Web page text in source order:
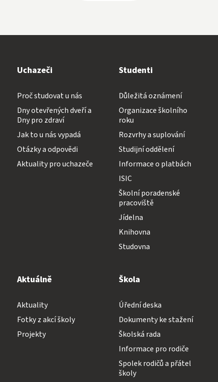
Uchazeči
Proč studovat u nás
Dny otevřených dveří a
Dny pro zdraví
Jak to u nás vypadá
Otázky a odpovědi
Aktuality pro uchazeče
Studenti
Důležitá oznámení
Organizace školního
roku
Rozvrhy a suplování
Studijní oddělení
Informace o platbách
ISIC
Školní poradenské
pracoviště
Jídelna
Knihovna
Studovna
Aktuálně
Aktuality
Fotky z akcí školy
Projekty
Škola
Úřední deska
Dokumenty ke stažení
Školská rada
Informace pro rodiče
Spolek rodičů a přátel
školy